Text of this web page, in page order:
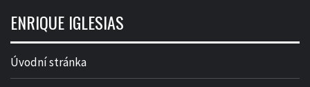
ENRIQUE IGLESIAS
Úvodní stránka